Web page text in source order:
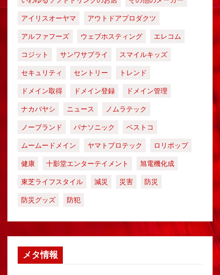
アイリスオーヤマ
アウトドアプロダクツ
アルファフーズ
ウェブホスティング
エレコム
コジット
サンワサプライ
スマイルキッズ
セキュリティ
セントリー
トレンド
ドメイン取得
ドメイン登録
ドメイン管理
ナカバヤシ
ニュース
ノムラテック
ノーブランド
パナソニック
ベストコ
ムームードメイン
ヤマトプロテック
ロリポップ
健康
十影堂エンターテイメント
旭電機化成
東芝ライフスタイル
減災 災害
防災
防災グッズ
防犯
メタ情報